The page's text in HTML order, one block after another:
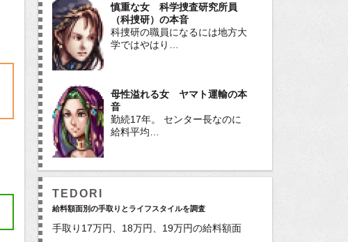
慎重な女 科学捜査研究所員
（科捜研）の本音
科捜研の職員になるには地方大
学ではやはり…
母性溢れる女 ヤマト運輸の本
音
勤続17年。 センター長なのに
給料平均…
TEDORI
給料額面別の手取りとライフスタイルを調査
手取り17万円、18万円、19万円の給料額面